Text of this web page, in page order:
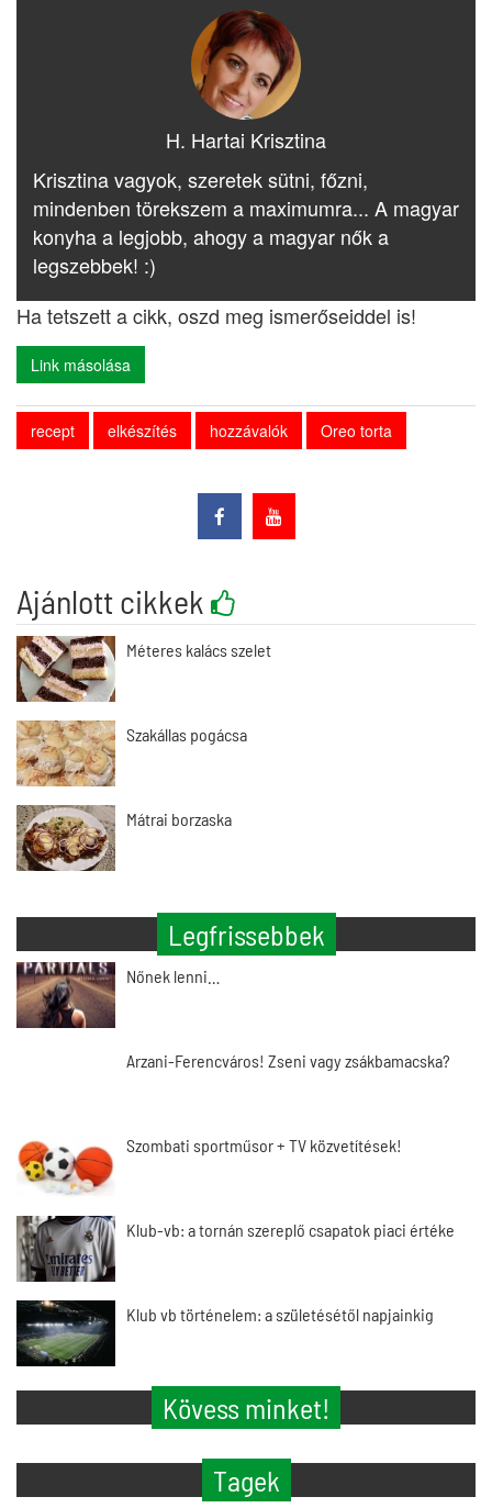
H. Hartai Krisztina
Krisztina vagyok, szeretek sütni, főzni,
mindenben törekszem a maximumra... A magyar
konyha a legjobb, ahogy a magyar nők a
legszebbek! :)
Ha tetszett a cikk, oszd meg ismerőseiddel is!
Link másolása
recept elkészítés hozzávalók Oreo torta
Ajánlott cikkek
Méteres kalács szelet
Szakállas pogácsa
Mátrai borzaska
Legfrissebbek
Nőnek lenni…
Arzani-Ferencváros! Zseni vagy zsákbamacska?
Szombati sportműsor + TV közvetítések!
Klub-vb: a tornán szereplő csapatok piaci értéke
Klub vb történelem: a születésétől napjainkig
Kövess minket!
Tagek